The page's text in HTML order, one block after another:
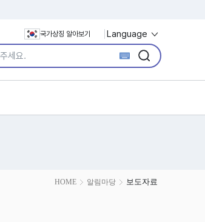
국가상징 알아보기 Language
검색
검색
HOME 알림마당 보도자료